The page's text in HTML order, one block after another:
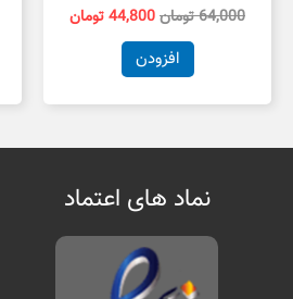
64,000تومان44,800تومان
افزودن
نماد های اعتماد